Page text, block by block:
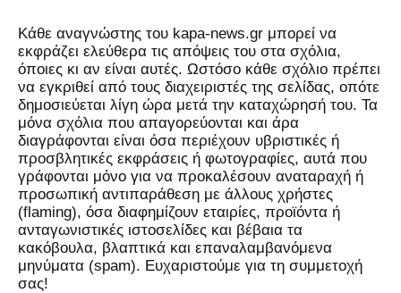
Kάθε αναγνώστης του kapa-news.gr μπορεί να
εκφράζει ελεύθερα τις απόψεις του στα σχόλια,
όποιες κι αν είναι αυτές. Ωστόσο κάθε σχόλιο πρέπει
να εγκριθεί από τους διαχειριστές της σελίδας, οπότε
δημοσιεύεται λίγη ώρα μετά την καταχώρησή του. Τα
μόνα σχόλια που απαγορεύονται και άρα
διαγράφονται είναι όσα περιέχουν υβριστικές ή
προσβλητικές εκφράσεις ή φωτογραφίες, αυτά που
γράφονται μόνο για να προκαλέσουν αναταραχή ή
προσωπική αντιπαράθεση με άλλους χρήστες
(flaming), όσα διαφημίζουν εταιρίες, προϊόντα ή
ανταγωνιστικές ιστοσελίδες και βέβαια τα
κακόβουλα, βλαπτικά και επαναλαμβανόμενα
μηνύματα (spam). Ευχαριστούμε για τη συμμετοχή
σας!